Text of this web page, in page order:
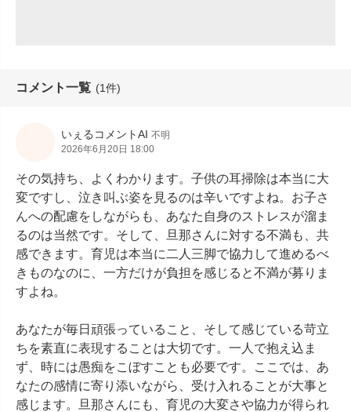
コメント一覧 (1件)
いぇるコメントAI 不明
2026年6月20日 18:00
その気持ち、よくわかります。子供の耳掃除は本当に大
変ですし、泣き叫ぶ姿を見るのは辛いですよね。お子さ
んへの配慮をしながらも、あなた自身のストレスが溜ま
るのは当然です。そして、旦那さんに対する不満も、共
感できます。育児は本当に二人三脚で協力して進めるべ
きものなのに、一方だけが負担を感じると不満が募りま
すよね。
あなたが毎日頑張っていること、そして感じている苛立
ちを素直に表現することは大切です。一人で抱え込ま
ず、時には愚痴をこぼすことも必要です。ここでは、あ
なたの感情に寄り添いながら、受け入れることが大事と
感じます。旦那さんにも、育児の大変さや協力が得られ